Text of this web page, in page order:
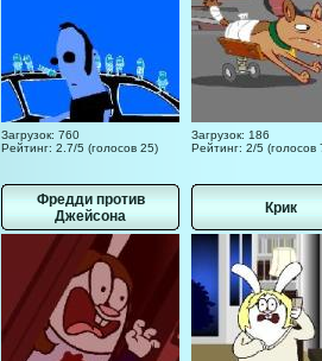
Загрузок: 760
Рейтинг: 2.7/5 (голосов 25)
Загрузок: 186
Рейтинг: 2/5 (голосов
Фредди против
Джейсона
Крик